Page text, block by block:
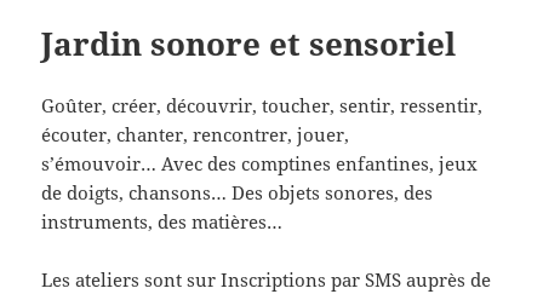
Jardin sonore et sensoriel
Goûter, créer, découvrir, toucher, sentir, ressentir,
écouter, chanter, rencontrer, jouer,
s’émouvoir… Avec des comptines enfantines, jeux
de doigts, chansons… Des objets sonores, des
instruments, des matières…
Les ateliers sont sur Inscriptions par SMS auprès de